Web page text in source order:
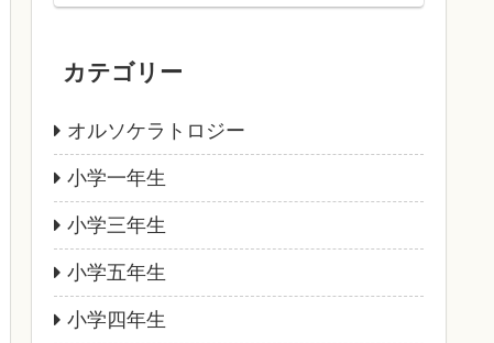
カテゴリー
オルソケラトロジー
小学一年生
小学三年生
小学五年生
小学四年生